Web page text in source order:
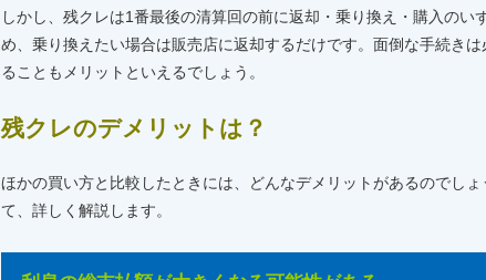
しかし、残クレは1番最後の清算回の前に返却・乗り換え・購入のい
め、乗り換えたい場合は販売店に返却するだけです。面倒な手続き
ることもメリットといえるでしょう。
残クレのデメリットは？
ほかの買い方と比較したときには、どんなデメリットがあるのでし
て、詳しく解説します。